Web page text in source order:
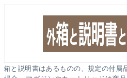
箱と説明書はあるものの、規定の付属